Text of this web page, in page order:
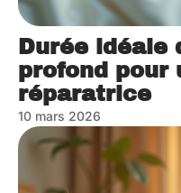
Durée idéale
profond pour
réparatrice
10 mars 2026